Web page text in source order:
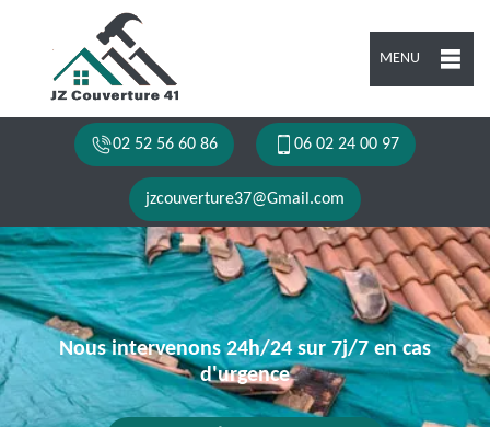
MENU
02 52 56 60 86 06 02 24 00 97
jzcouverture37@Gmail.com
Nous intervenons 24h/24 sur 7j/7 en cas
d'urgence